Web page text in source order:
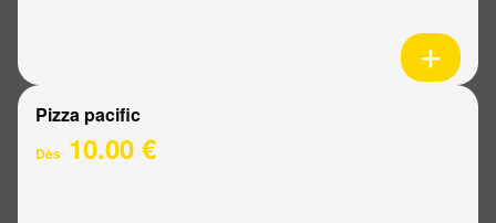
Pizza pacific
Dès 10.00 €